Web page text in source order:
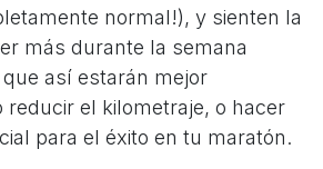
normal!), y sienten la
más durante la semana
así estarán mejor
reducir el kilometraje, o hacer
para el éxito en tu maratón.